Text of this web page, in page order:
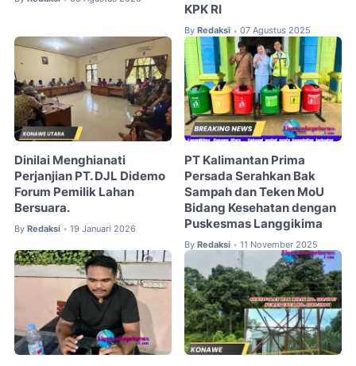
KPK RI
By Redaksi • 07 Agustus 2025
Dinilai Menghianati
Perjanjian PT. DJL Didemo
Forum Pemilik Lahan
Bersuara.
By Redaksi • 19 Januari 2026
PT Kalimantan Prima
Persada Serahkan Bak
Sampah dan Teken MoU
Bidang Kesehatan dengan
Puskesmas Langgikima
By Redaksi • 11 November 2025